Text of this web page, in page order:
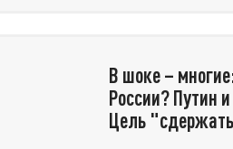
В шоке –
России? Путин
Цель